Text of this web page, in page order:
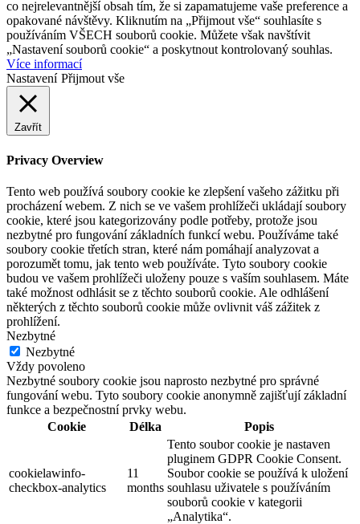
co nejrelevantnější obsah tím, že si zapamatujeme vaše preference a
opakované návštěvy. Kliknutím na „Přijmout vše“ souhlasíte s
používáním VŠECH souborů cookie. Můžete však navštívit
„Nastavení souborů cookie“ a poskytnout kontrolovaný souhlas.
Více informací
Nastavení Přijmout vše
Zavřít
Privacy Overview
Tento web používá soubory cookie ke zlepšení vašeho zážitku při
procházení webem. Z nich se ve vašem prohlížeči ukládají soubory
cookie, které jsou kategorizovány podle potřeby, protože jsou
nezbytné pro fungování základních funkcí webu. Používáme také
soubory cookie třetích stran, které nám pomáhají analyzovat a
porozumět tomu, jak tento web používáte. Tyto soubory cookie
budou ve vašem prohlížeči uloženy pouze s vaším souhlasem. Máte
také možnost odhlásit se z těchto souborů cookie. Ale odhlášení
některých z těchto souborů cookie může ovlivnit váš zážitek z
prohlížení.
Nezbytné
Nezbytné
Vždy povoleno
Nezbytné soubory cookie jsou naprosto nezbytné pro správné
fungování webu. Tyto soubory cookie anonymně zajišťují základní
funkce a bezpečnostní prvky webu.
Cookie
Délka Popis
cookielawinfo-
checkbox-analytics
11
months
Tento soubor cookie je nastaven
pluginem GDPR Cookie Consent.
Soubor cookie se používá k uložení
souhlasu uživatele s používáním
souborů cookie v kategorii
„Analytika“.